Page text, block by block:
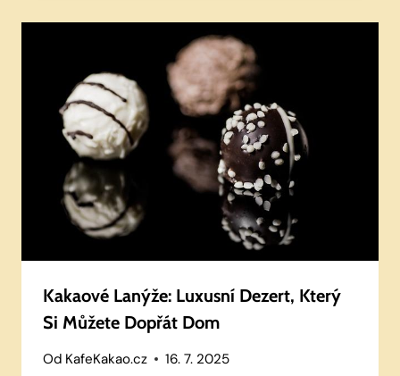
Kakaové Lanýže: Luxusní Dezert, Který
Si Můžete Dopřát Dom
Od KafeKakao.cz 16. 7. 2025